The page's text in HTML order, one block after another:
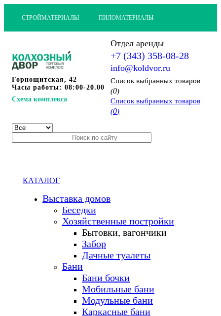
СТРОЙМАТЕРИАЛЫ ПИЛОМАТЕРИАЛЫ
Горнощитская, 42
Часы работы: 08:00-20.00
Схема комплекса
Отдел аренды
+7 (343) 358-08-28
info@koldvor.ru
Cписок выбранных товаров
(0)
Cписок выбранных товаров
(0)
КАТАЛОГ
Выставка домов
Беседки
Хозяйственные постройки
Бытовки, вагончики
Забор
Дачные туалеты
Бани
Бани бочки
Мобильные бани
Модульные бани
Каркасные бани